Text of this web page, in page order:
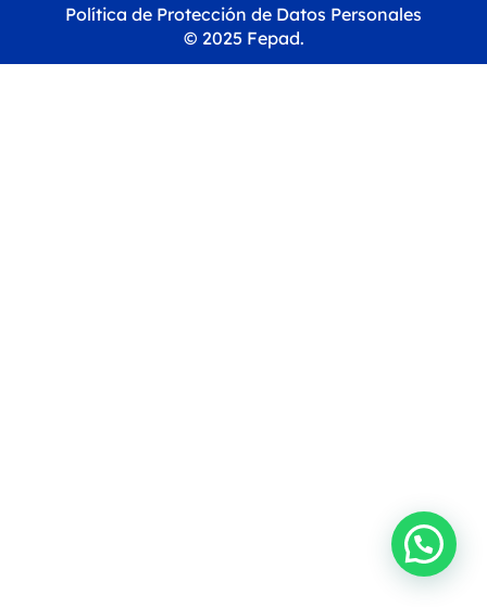
© 2025 Fepad.
Política de Protección de Datos Personales